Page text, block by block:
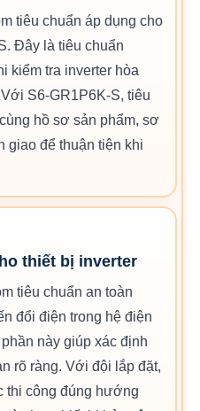
tiêu chuẩn áp dụng cho
Đây là tiêu chuẩn
kiểm tra inverter hòa
S6-GR1P6K-S, tiêu
hồ sơ sản phẩm, sơ
giao để thuận tiện khi
thiết bị inverter
tiêu chuẩn an toàn
đổi điện trong hệ điện
này giúp xác định
rõ ràng. Với đội lắp đặt,
thi công đúng hướng